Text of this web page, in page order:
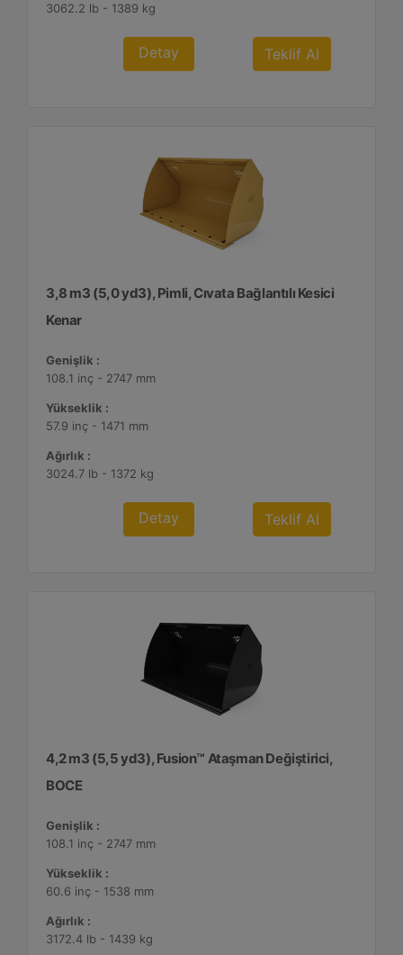
3062.2 lb - 1389 kg
Detay Teklif Al
3,8 m3 (5,0 yd3), Pimli, Cıvata Bağlantılı Kesici
Kenar
Genişlik :
108.1 inç - 2747 mm
Yükseklik :
57.9 inç - 1471 mm
Ağırlık :
3024.7 lb - 1372 kg
Detay Teklif Al
4,2 m3 (5,5 yd3), Fusion™ Ataşman Değiştirici,
BOCE
Genişlik :
108.1 inç - 2747 mm
Yükseklik :
60.6 inç - 1538 mm
Ağırlık :
3172.4 lb - 1439 kg